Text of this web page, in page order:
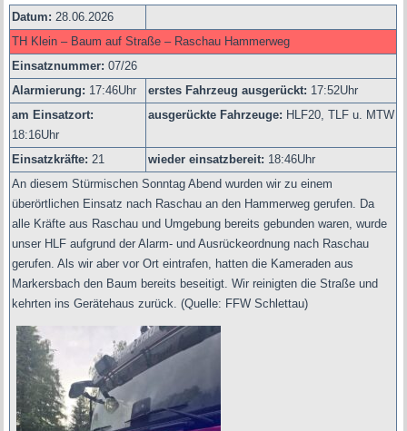
Datum:28.06.2026
TH Klein – Baum auf Straße – Raschau Hammerweg
Einsatznummer:07/26
Alarmierung: 17:46Uhr erstes Fahrzeug ausgerückt: 17:52Uhr
am Einsatzort:
18:16Uhr
ausgerückte Fahrzeuge: HLF20, TLF u. MTW
Einsatzkräfte:21 wieder einsatzbereit: 18:46Uhr
An diesem Stürmischen Sonntag Abend wurden wir zu einem
überörtlichen Einsatz nach Raschau an den Hammerweg gerufen. Da
alle Kräfte aus Raschau und Umgebung bereits gebunden waren, wurde
unser HLF aufgrund der Alarm- und Ausrückeordnung nach Raschau
gerufen. Als wir aber vor Ort eintrafen, hatten die Kameraden aus
Markersbach den Baum bereits beseitigt. Wir reinigten die Straße und
kehrten ins Gerätehaus zurück. (Quelle: FFW Schlettau)